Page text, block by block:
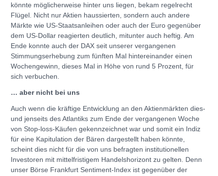
könnte möglicherweise hinter uns liegen, bekam regelrecht
Flügel. Nicht nur Aktien haussierten, sondern auch andere
Märkte wie US-Staatsanleihen oder auch der Euro gegenüber
dem US-Dollar reagierten deutlich, mitunter auch heftig. Am
Ende konnte auch der DAX seit unserer vergangenen
Stimmungserhebung zum fünften Mal hintereinander einen
Wochengewinn, dieses Mal in Höhe von rund 5 Prozent, für
sich verbuchen.
… aber nicht bei uns
Auch wenn die kräftige Entwicklung an den Aktienmärkten dies-
und jenseits des Atlantiks zum Ende der vergangenen Woche
von Stop-loss-Käufen gekennzeichnet war und somit ein Indiz
für eine Kapitulation der Bären dargestellt haben könnte,
scheint dies nicht für die von uns befragten institutionellen
Investoren mit mittelfristigem Handelshorizont zu gelten. Denn
unser Börse Frankfurt Sentiment-Index ist gegenüber der